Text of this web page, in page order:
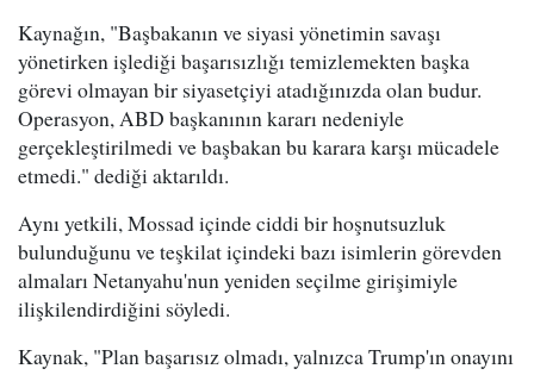
Kaynağın, "Başbakanın ve siyasi yönetimin savaşı
yönetirken işlediği başarısızlığı temizlemekten başka
görevi olmayan bir siyasetçiyi atadığınızda olan budur.
Operasyon, ABD başkanının kararı nedeniyle
gerçekleştirilmedi ve başbakan bu karara karşı mücadele
etmedi." dediği aktarıldı.
Aynı yetkili, Mossad içinde ciddi bir hoşnutsuzluk
bulunduğunu ve teşkilat içindeki bazı isimlerin görevden
almaları Netanyahu'nun yeniden seçilme girişimiyle
ilişkilendirdiğini söyledi.
Kaynak, "Plan başarısız olmadı, yalnızca Trump'ın onayını